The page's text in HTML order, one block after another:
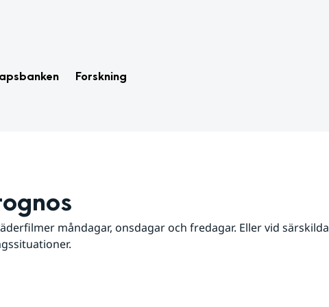
Forskning
måndagar, onsdagar och fredagar. Eller vid särskilda